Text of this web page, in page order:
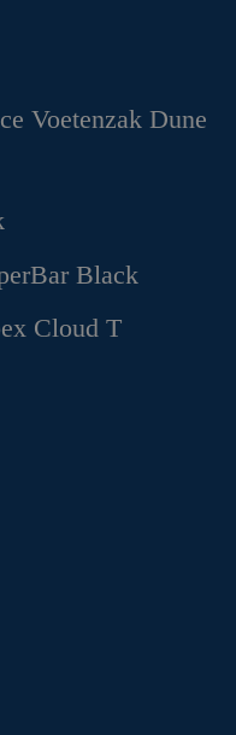
Voetenzak Dune
Black
Cloud T